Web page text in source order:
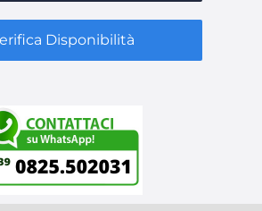
Disponibilità